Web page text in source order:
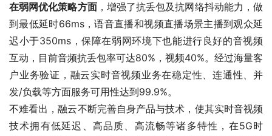
在弱网优化策略方面，增强了抗丢包及抗网络抖动能力，做
到最低延时66ms，语音直播和视频直播场景主播到观众延
迟小于350ms，保障在弱网环境下也能进行良好的音视频
互动，目前音频抗丢包率可达80%，视频40%。经过海量客
户业务验证，融云实时音视频业务在稳定性、连通性、并
发/负载等方面服务可用性达到99.9%。
不难看出，融云不断完善自身产品与技术，使其实时音视频
技术拥有低延迟、高品质、高流畅等诸多特性，在5G时